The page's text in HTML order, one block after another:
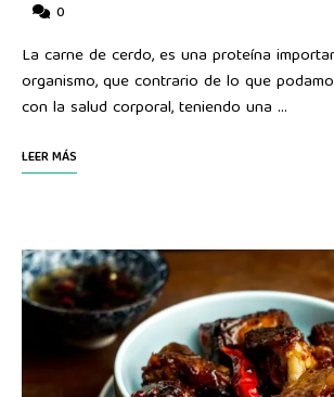
0
La carne de cerdo, es una proteína
organismo, que contrario de lo que
con la salud corporal, teniendo una …
LEER MÁS